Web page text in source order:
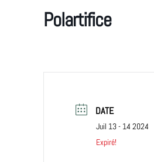
Polartifice
DATE
Juil 13 - 14 2024
Expiré!